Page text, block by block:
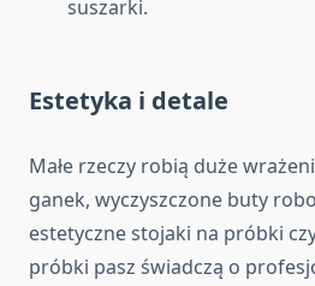
suszarki.
Estetyka i detale
Małe rzeczy robią duże
ganek, wyczyszczone buty
estetyczne stojaki na próbki
próbki pasz świadczą o